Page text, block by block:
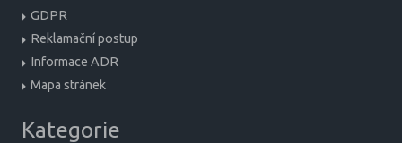
GDPR
Reklamační postup
Informace ADR
Mapa stránek
Kategorie